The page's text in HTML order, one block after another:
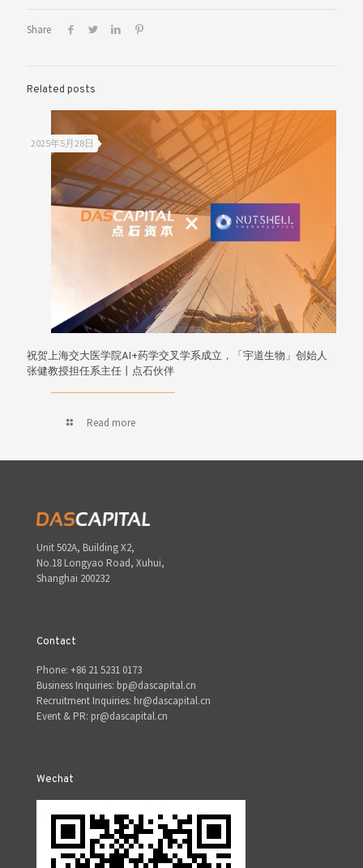
Share
Related posts
2025年5月28日
祝贺上海交大医学院AI+药学交叉学系成立，「宇道生物」创始人
张健教授担任系主任丨点石伙伴
Read more
Unit 502A, Building X2,
No.18 Longyao Road, Xuhui,
Shanghai 200232
Contact
Phone: +86 21 5231 0173
Business Inquiries: bp@dascapital.cn
Recruitment Inquiries: hr@dascapital.cn
Event & PR: pr@dascapital.cn
Wechat